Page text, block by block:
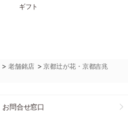
ギフト
>老舗銘店 >京都辻が花・京都吉兆
お問合せ窓口